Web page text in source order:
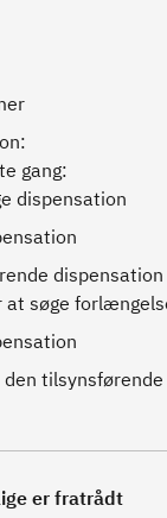
gang:
dispensation
dispensation
at søge
den
er fratrådt